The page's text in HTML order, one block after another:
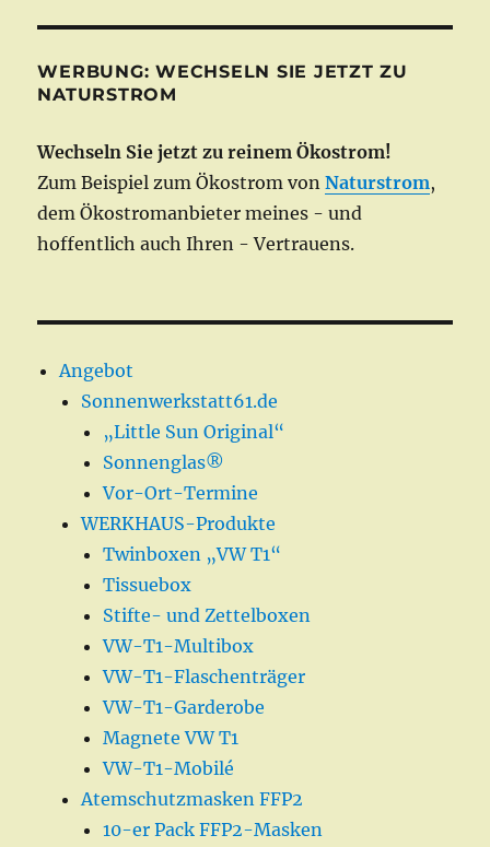
WERBUNG: WECHSELN SIE JETZT ZU
NATURSTROM
Wechseln Sie jetzt zu reinem Ökostrom!
Zum Beispiel zum Ökostrom vonNaturstrom,
dem Ökostromanbieter meines - und
hoffentlich auch Ihren - Vertrauens.
Angebot
Sonnenwerkstatt61.de
„Little Sun Original“
Sonnenglas®
Vor-Ort-Termine
WERKHAUS-Produkte
Twinboxen „VW T1“
Tissuebox
Stifte- und Zettelboxen
VW-T1-Multibox
VW-T1-Flaschenträger
VW-T1-Garderobe
Magnete VW T1
VW-T1-Mobilé
Atemschutzmasken FFP2
10-er Pack FFP2-Masken